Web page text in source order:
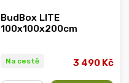
BudBox LITE
100x100x200cm
Na cestě 3 490 Kč